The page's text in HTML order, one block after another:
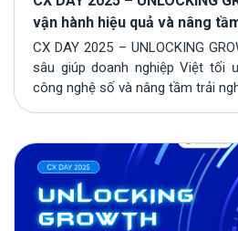
vận hành hiệu quả và nâng
hàng cho doanh nghiệp Việt
CX DAY 2025 – UNLOCKING
sâu giúp doanh nghiệp Việt tối
công nghệ số và nâng tầm trải